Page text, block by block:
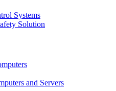
Systems
Solution
and Servers